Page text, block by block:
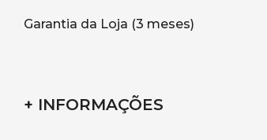
Garantia da Loja (3 meses)
+ INFORMAÇÕES